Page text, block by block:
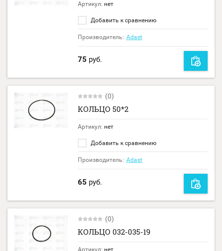
Артикул: нет
Добавить к сравнению
Производитель: Adast
75 руб.
(0)
КОЛЬЦО 50*2
Артикул: нет
Добавить к сравнению
Производитель: Adast
65 руб.
(0)
КОЛЬЦО 032-035-19
Артикул: нет